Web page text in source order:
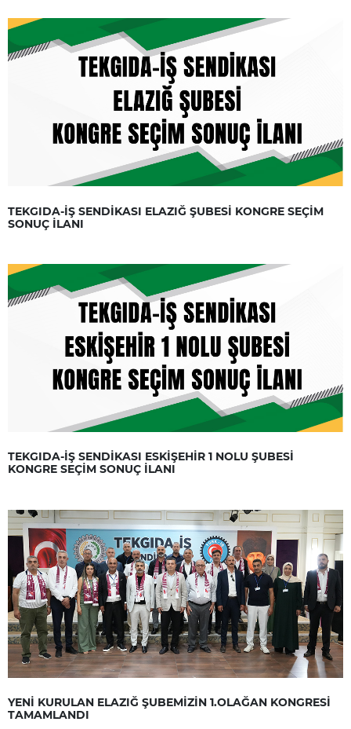
TEKGIDA-İŞ SENDİKASI ELAZIĞ ŞUBESİ KONGRE SEÇİM
SONUÇ İLANI
TEKGIDA-İŞ SENDİKASI ESKİŞEHİR 1 NOLU ŞUBESİ
KONGRE SEÇİM SONUÇ İLANI
YENİ KURULAN ELAZIĞ ŞUBEMİZİN 1.OLAĞAN KONGRESİ
TAMAMLANDI